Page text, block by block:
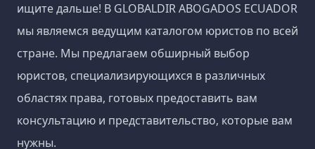
ищите дальше! В GLOBALDIR ABOGADOS ECUADOR
мы являемся ведущим каталогом юристов по всей
стране. Мы предлагаем обширный выбор
юристов, специализирующихся в различных
областях права, готовых предоставить вам
консультацию и представительство, которые вам
нужны.